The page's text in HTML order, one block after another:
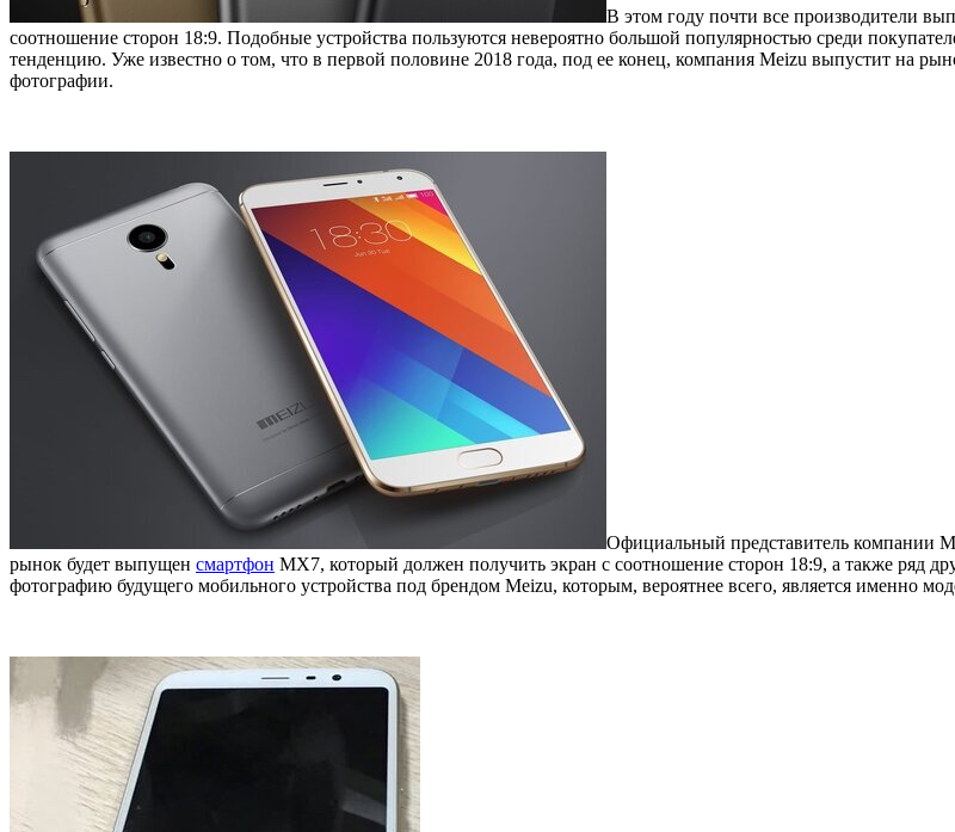
В этом году почти все производители
соотношение сторон 18:9. Подобные устройства пользуются невероятно большой популярностью среди
тенденцию. Уже известно о том, что в первой половине 2018 года, под ее конец, компания Meizu выпустит на
фотографии.
Официальный представитель компании
рынок будет выпущен смартфон MX7, который должен получить экран с соотношение сторон 18:9, а также ряд
фотографию будущего мобильного устройства под брендом Meizu, которым, вероятнее всего, является именно